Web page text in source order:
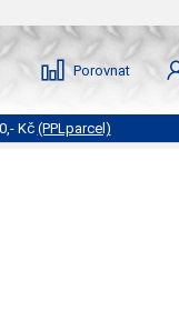
Porovnat
Kč (PPLparcel)